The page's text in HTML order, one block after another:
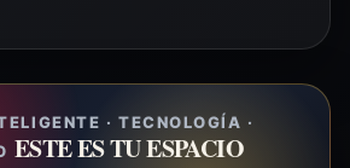
· TECNOLOGÍA ·
ESTE ES TU ESPACIO